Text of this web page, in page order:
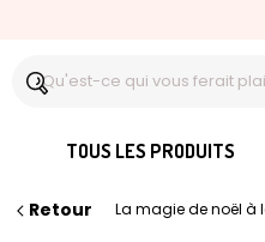
TOUS LES PRODUITS
Retour La magie de noël à